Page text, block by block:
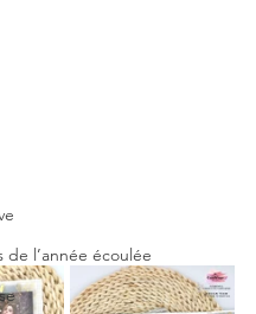
de l’année écoulée